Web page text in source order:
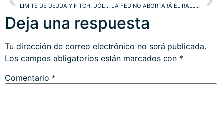
LIMITE DE DEUDA Y FITCH. DÓLAR Y BONOS. PAUTA SP500. LA FED NO ABORTARÁ EL RALLY, DE MOMENTO!
Deja una respuesta
Tu dirección de correo electrónico no será publicada.
Los campos obligatorios están marcados con *
Comentario *